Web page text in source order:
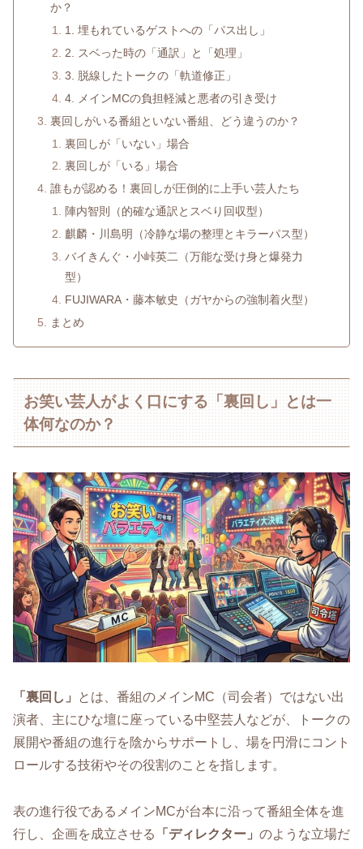
か？
1. 埋もれているゲストへの「パス出し」
2. スベった時の「通訳」と「処理」
3. 脱線したトークの「軌道修正」
4. メインMCの負担軽減と悪者の引き受け
裏回しがいる番組といない番組、どう違うのか？
裏回しが「いない」場合
裏回しが「いる」場合
誰もが認める！裏回しが圧倒的に上手い芸人たち
陣内智則（的確な通訳とスベり回収型）
麒麟・川島明（冷静な場の整理とキラーパス型）
バイきんぐ・小峠英二（万能な受け身と爆発力
型）
FUJIWARA・藤本敏史（ガヤからの強制着火型）
まとめ
お笑い芸人がよく口にする「裏回し」とは一
体何なのか？
「裏回し」
とは、番組のメインMC（司会者）ではない出
演者、主にひな壇に座っている中堅芸人などが、トークの
展開や番組の進行を陰からサポートし、場を円滑にコント
ロールする技術やその役割のことを指します。
表の進行役であるメインMCが台本に沿って番組全体を進
行し、企画を成立させる
「ディレクター」 のような立場だ